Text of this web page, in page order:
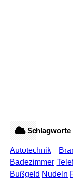
Schlagworte
Autotechnik
Badezimmer
Bußgeld Nudeln